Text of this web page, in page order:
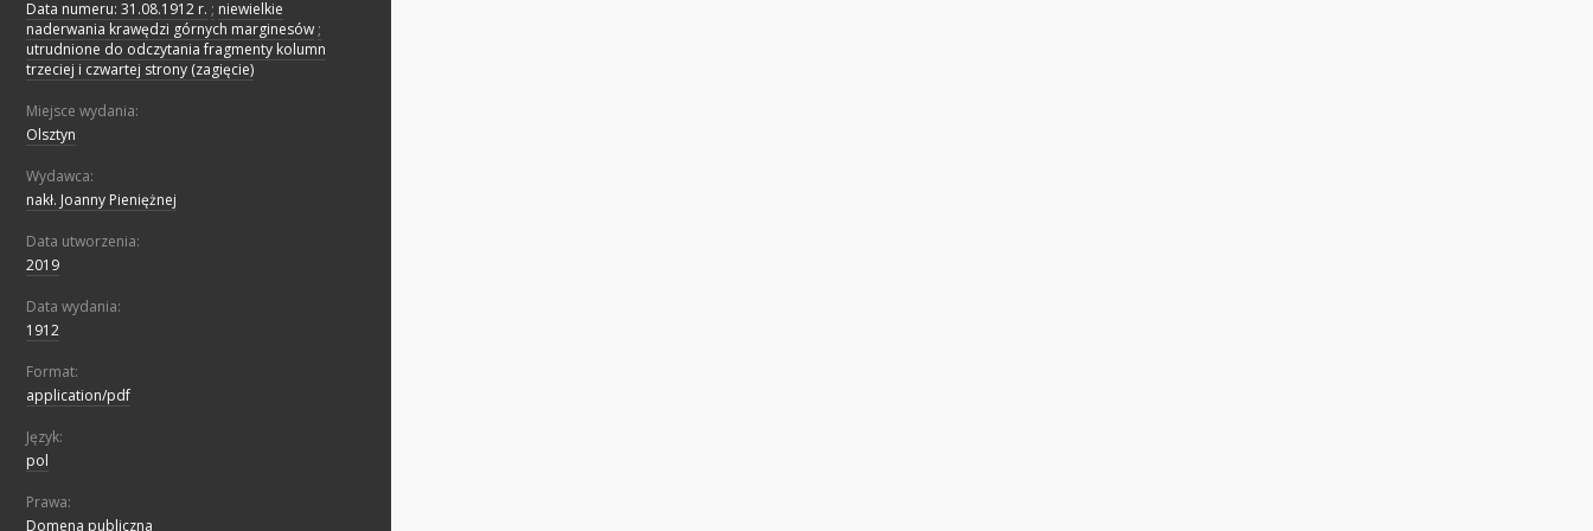
Data numeru: 31.08.1912 r. ; niewielkie
naderwania krawędzi górnych marginesów ;
utrudnione do odczytania fragmenty kolumn
trzeciej i czwartej strony (zagięcie)
Miejsce wydania:
Olsztyn
Wydawca:
nakł. Joanny Pieniężnej
Data utworzenia:
2019
Data wydania:
1912
Format:
application/pdf
Język:
pol
Prawa:
Domena publiczna